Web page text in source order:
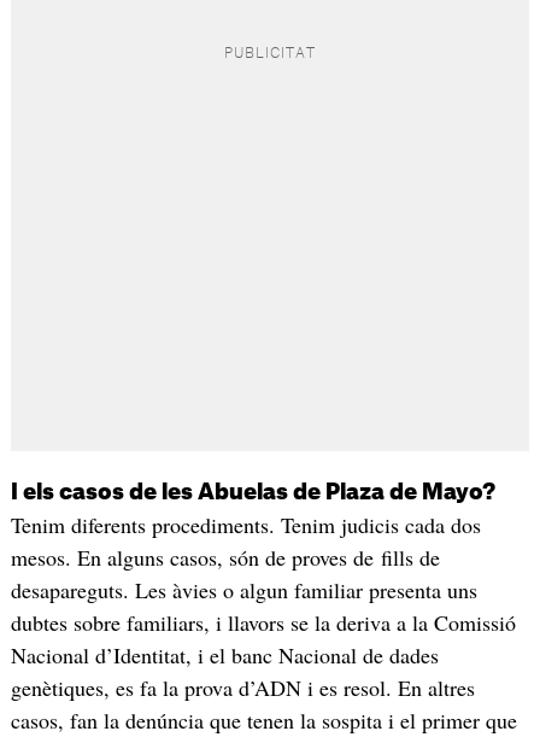
I els casos de les Abuelas de Plaza de Mayo?
Tenim diferents procediments. Tenim judicis cada dos
mesos. En alguns casos, són de proves de fills de
desapareguts. Les àvies o algun familiar presenta uns
dubtes sobre familiars, i llavors se la deriva a la Comissió
Nacional d’Identitat, i el banc Nacional de dades
genètiques, es fa la prova d’ADN i es resol. En altres
casos, fan la denúncia que tenen la sospita i el primer que